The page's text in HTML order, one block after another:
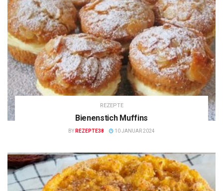
REZEPTE
Bienenstich Muffins
BY REZEPTE38 10 JANUAR 2024